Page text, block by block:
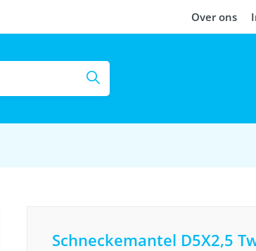
Over ons
Schneckemantel D5X2,5